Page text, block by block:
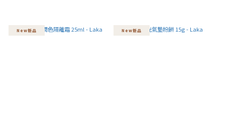
New新品 New新品